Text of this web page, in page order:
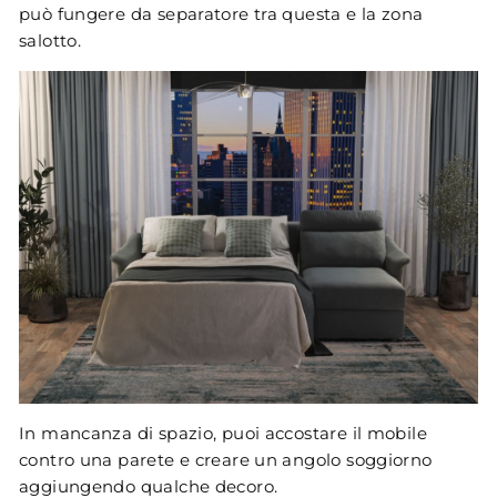
può fungere da separatore tra questa e la zona
salotto.
In mancanza di spazio, puoi accostare il mobile
contro una parete e creare un angolo soggiorno
aggiungendo qualche decoro.